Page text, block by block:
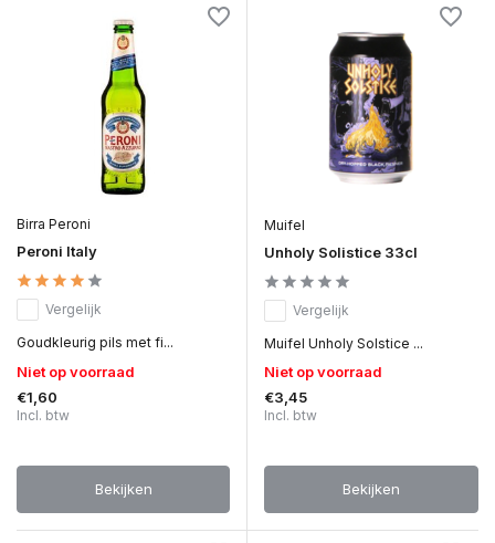
Birra Peroni
Peroni Italy
Vergelijk
Goudkleurig pils met fi...
Niet op voorraad
€1,60
Incl. btw
Bekijken
Muifel
Unholy Solistice 33cl
Vergelijk
Muifel Unholy Solstice ...
Niet op voorraad
€3,45
Incl. btw
Bekijken